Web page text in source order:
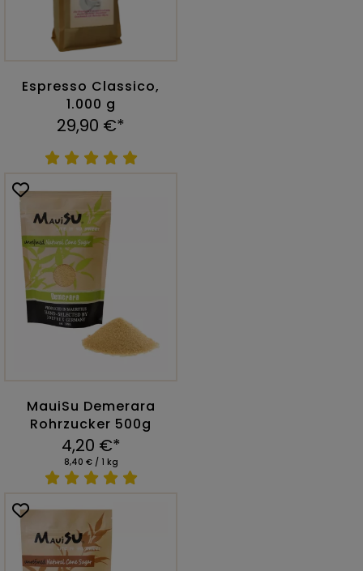
Espresso Classico,
1.000 g
29,90 €*
MauiSu Demerara
Rohrzucker 500g
4,20 €*
8,40 € / 1 kg